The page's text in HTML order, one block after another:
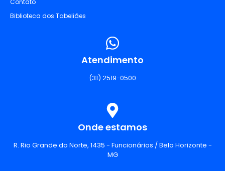
Contato
Biblioteca dos Tabeliães
Atendimento
(31) 2519-0500
Onde estamos
R. Rio Grande do Norte, 1435 - Funcionários / Belo Horizonte -
MG